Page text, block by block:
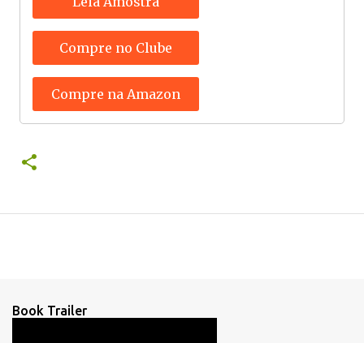
Compre no Clube
Compre na Amazon
Book Trailer